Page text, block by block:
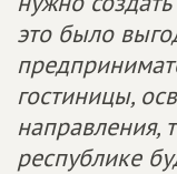
это было
гостиницы,
направления,
республике